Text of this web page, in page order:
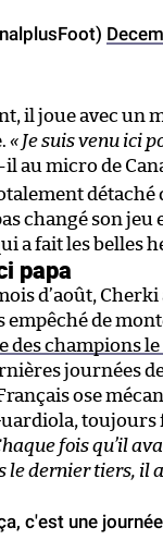
il joue avec un
« Je suis venu ici
au micro de
détaché
changé son
a fait les belles
papa
d’août,
empêché de
des champions
journées
ose
toujours
fois qu’il
le dernier tiers, il
c'est une